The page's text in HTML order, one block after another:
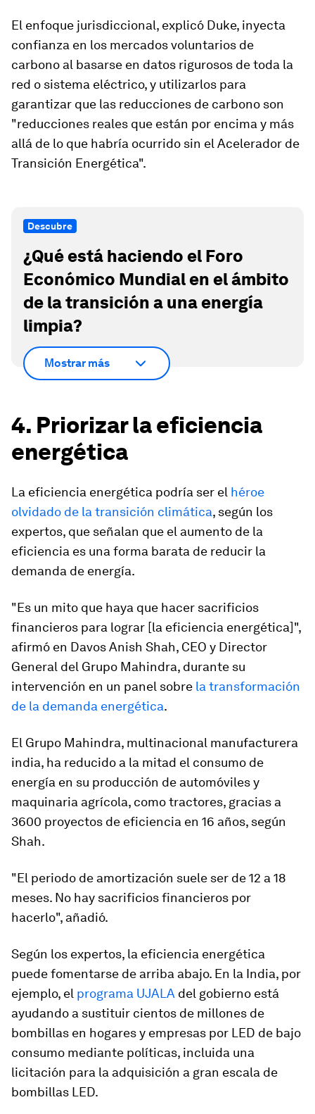
El enfoque jurisdiccional, explicó Duke, inyecta
confianza en los mercados voluntarios de
carbono al basarse en datos rigurosos de toda la
red o sistema eléctrico, y utilizarlos para
garantizar que las reducciones de carbono son
"reducciones reales que están por encima y más
allá de lo que habría ocurrido sin el Acelerador de
Transición Energética".
Descubre
¿Qué está haciendo el Foro
Económico Mundial en el ámbito
de la transición a una energía
limpia?
Mostrar más
4. Priorizar la eficiencia
energética
La eficiencia energética podría ser el héroe
olvidado de la transición climática, según los
expertos, que señalan que el aumento de la
eficiencia es una forma barata de reducir la
demanda de energía.
"Es un mito que haya que hacer sacrificios
financieros para lograr [la eficiencia energética]",
afirmó en Davos Anish Shah, CEO y Director
General del Grupo Mahindra, durante su
intervención en un panel sobre la transformación
de la demanda energética.
El Grupo Mahindra, multinacional manufacturera
india, ha reducido a la mitad el consumo de
energía en su producción de automóviles y
maquinaria agrícola, como tractores, gracias a
3600 proyectos de eficiencia en 16 años, según
Shah.
"El periodo de amortización suele ser de 12 a 18
meses. No hay sacrificios financieros por
hacerlo", añadió.
Según los expertos, la eficiencia energética
puede fomentarse de arriba abajo. En la India, por
ejemplo, el programa UJALA del gobierno está
ayudando a sustituir cientos de millones de
bombillas en hogares y empresas por LED de bajo
consumo mediante políticas, incluida una
licitación para la adquisición a gran escala de
bombillas LED.